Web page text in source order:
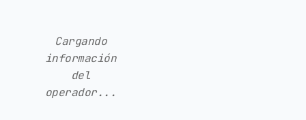
Cargando
información
del
operador...